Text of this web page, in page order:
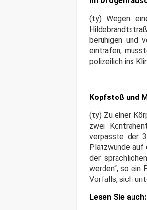
(ty) Wegen
beruhigen und
eintrafen,
polizeilich ins
Kopfstoß und
(ty) Zu einer
zwei
verpasste der
Platzwunde auf
der
werden“, so ein
Vorfalls, sich
Lesen Sie auch: